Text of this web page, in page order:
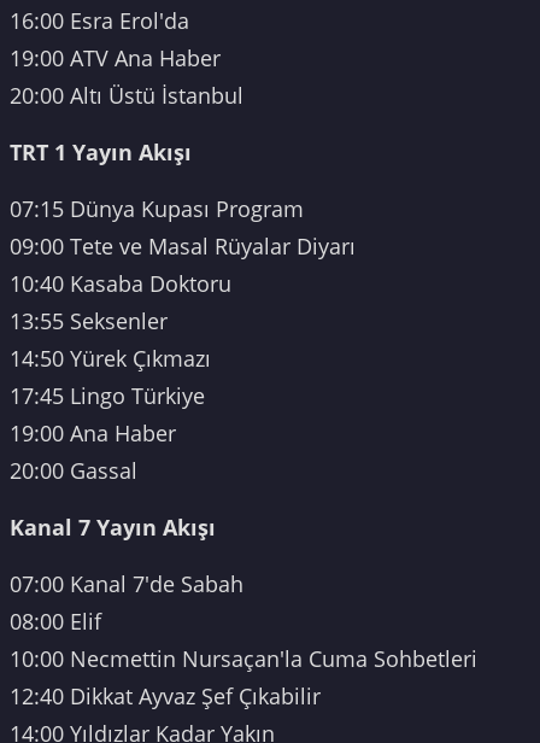
16:00 Esra Erol'da
19:00 ATV Ana Haber
20:00 Altı Üstü İstanbul
TRT 1 Yayın Akışı
07:15 Dünya Kupası Program
09:00 Tete ve Masal Rüyalar Diyarı
10:40 Kasaba Doktoru
13:55 Seksenler
14:50 Yürek Çıkmazı
17:45 Lingo Türkiye
19:00 Ana Haber
20:00 Gassal
Kanal 7 Yayın Akışı
07:00 Kanal 7'de Sabah
08:00 Elif
10:00 Necmettin Nursaçan'la Cuma Sohbetleri
12:40 Dikkat Ayvaz Şef Çıkabilir
14:00 Yıldızlar Kadar Yakın